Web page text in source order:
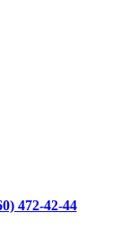
472-42-44